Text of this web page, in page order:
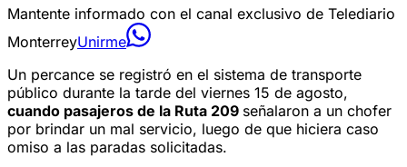
Mantente informado con el canal exclusivo de Telediario
MonterreyUnirme
Un percance se registró en el sistema de transporte
público durante la tarde del viernes 15 de agosto,
cuando pasajeros de la Ruta 209 señalaron a un chofer
por brindar un mal servicio, luego de que hiciera caso
omiso a las paradas solicitadas.